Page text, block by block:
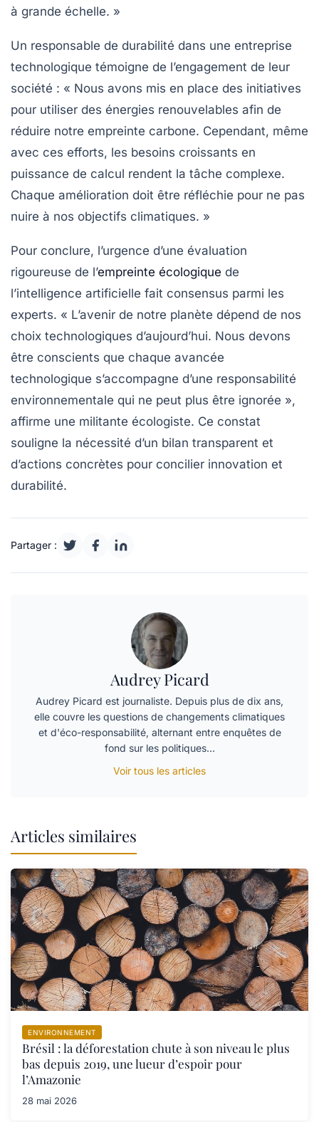
à grande échelle. »
Un responsable de durabilité dans une entreprise
technologique témoigne de l’engagement de leur
société : « Nous avons mis en place des initiatives
pour utiliser des énergies renouvelables afin de
réduire notre empreinte carbone. Cependant, même
avec ces efforts, les besoins croissants en
puissance de calcul rendent la tâche complexe.
Chaque amélioration doit être réfléchie pour ne pas
nuire à nos objectifs climatiques. »
Pour conclure, l’urgence d’une évaluation
rigoureuse de l’empreinte écologique de
l’intelligence artificielle fait consensus parmi les
experts. « L’avenir de notre planète dépend de nos
choix technologiques d’aujourd’hui. Nous devons
être conscients que chaque avancée
technologique s’accompagne d’une responsabilité
environnementale qui ne peut plus être ignorée »,
affirme une militante écologiste. Ce constat
souligne la nécessité d’un bilan transparent et
d’actions concrètes pour concilier innovation et
durabilité.
Partager :
Audrey Picard
Audrey Picard est journaliste. Depuis plus de dix ans,
elle couvre les questions de changements climatiques
et d'éco-responsabilité, alternant entre enquêtes de
fond sur les politiques…
Voir tous les articles
Articles similaires
ENVIRONNEMENT
Brésil : la déforestation chute à son niveau le plus
bas depuis 2019, une lueur d’espoir pour
l’Amazonie
28 mai 2026